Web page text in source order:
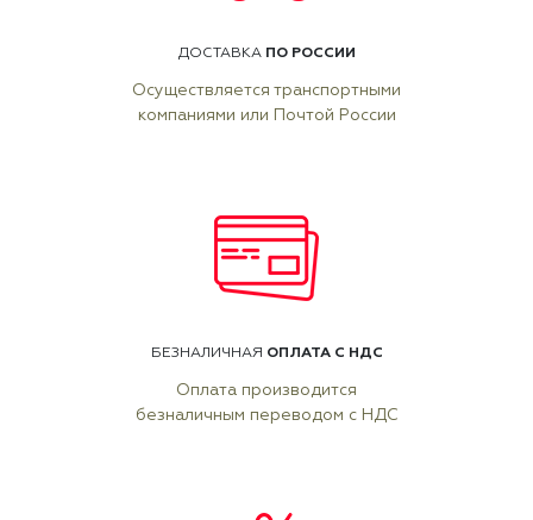
ДОСТАВКА ПО РОССИИ
Осуществляется транспортными
компаниями или Почтой России
БЕЗНАЛИЧНАЯ ОПЛАТА С НДС
Оплата производится
безналичным переводом с НДС